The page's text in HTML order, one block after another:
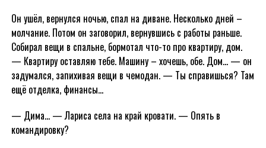
Он ушёл, вернулся ночью, спал на диване. Несколько дней –
молчание. Потом он заговорил, вернувшись с работы раньше.
Собирал вещи в спальне, бормотал что-то про квартиру, дом.
— Квартиру оставляю тебе. Машину – хочешь, обе. Дом… — он
задумался, запихивая вещи в чемодан. — Ты справишься? Там
ещё отделка, финансы…
— Дима… — Лариса села на край кровати. — Опять в
командировку?